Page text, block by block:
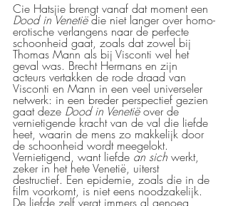
Cie Hatsjie brengt vanaf dat moment een
Dood in Venetië die niet langer over homo-
erotische verlangens naar de perfecte
schoonheid gaat, zoals dat zowel bij
Thomas Mann als bij Visconti wel het
geval was. Brecht Hermans en zijn
acteurs vertakken de rode draad van
Visconti en Mann in een veel universeler
netwerk: in een breder perspectief gezien
gaat deze Dood in Venetië over de
vernietigende kracht van de val die liefde
heet, waarin de mens zo makkelijk door
de schoonheid wordt meegelokt.
Vernietigend, want liefde an sich werkt,
zeker in het hete Venetië, uiterst
destructief. Een epidemie, zoals die in de
film voorkomt, is niet eens noodzakelijk.
De liefde zelf vergt immers al genoeg